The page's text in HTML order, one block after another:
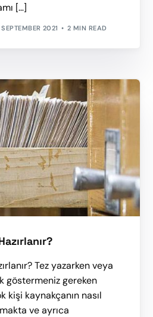
[…]
2021 2 MIN READ
Tez yazarken veya
göstermeniz gereken
kişi kaynakçanın nasıl
ve ayrıca